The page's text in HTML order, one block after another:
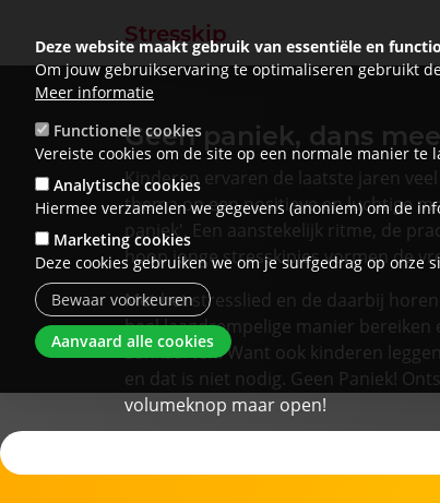
Deze website maakt gebruik van essentiële en
Om jouw gebruikservaring te optimaliseren gebruikt
Meer informatie
Functionele cookies
Vereiste cookies om de site op een normale manier te
Analytische cookies
Hiermee verzamelen we gegevens (anoniem) om de
Marketing cookies
Deze cookies gebruiken we om je surfgedrag op
Bewaar voorkeuren
Aanvaard alle cookies Toestemming intrekken
Stresskip
Geen paniek, dans
Kinderen ervaren de laatste jaren
thema op een positieve en luchtige
paniek'. Een aanstekelijk ritme, de
hoop jonge stresskipjes vormen de
Met het stresslied en de daarbij
heel laagdrempelige manier bereiken
aankaarten. Want ook kinderen
en dat is niet nodig. Geen Paniek!
volumeknop maar open!